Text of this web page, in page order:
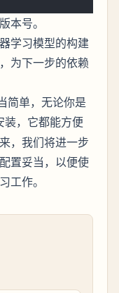
本号。
学习模型的构建
为下一步的依赖
简单，无论你是
装，它都能方便
，我们将进一步
置妥当，以便使
工作。